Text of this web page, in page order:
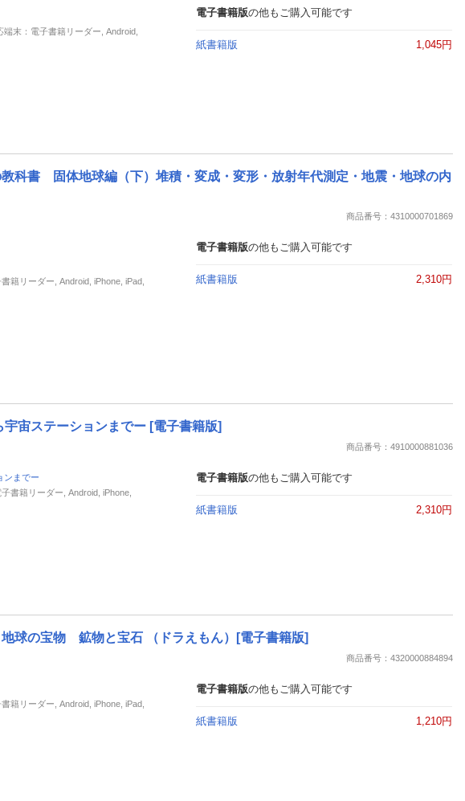
末：電子書籍リーダー, Android,
電子書籍版の他もご購入可能です
紙書籍版 1,045円
書 固体地球編（下）堆積・変成・変形・放射年代測定・地震・地球の内
商品番号：4310000701869
籍リーダー, Android, iPhone, iPad,
電子書籍版の他もご購入可能です
紙書籍版 2,310円
宙ステーションまでー [電子書籍版]
商品番号：4910000881036
ンまでー
書籍リーダー, Android, iPhone,
電子書籍版の他もご購入可能です
紙書籍版 2,310円
球の宝物 鉱物と宝石 （ドラえもん）[電子書籍版]
商品番号：4320000884894
籍リーダー, Android, iPhone, iPad,
電子書籍版の他もご購入可能です
紙書籍版 1,210円